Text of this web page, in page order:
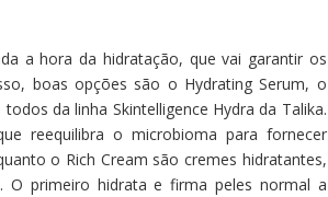
a hora da hidratação, que vai garantir os
boas opções são o Hydrating Serum, o
da linha Skintelligence Hydra da Talika.
reequilibra o microbioma para fornecer
o Rich Cream são cremes hidratantes,
O primeiro hidrata e firma peles normal a